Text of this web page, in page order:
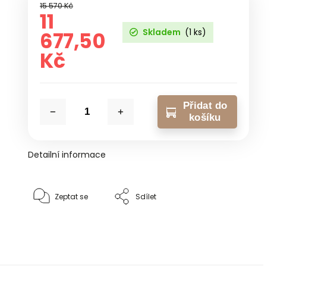
15 570 Kč
11
677,50
Kč
Skladem (1 ks)
Přidat do
košíku
Detailní informace
Zeptat se Sdílet